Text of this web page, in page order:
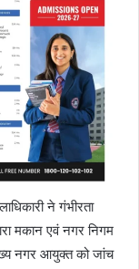
ने गंभीरता
मकान एवं नगर निगम
नगर आयुक्त को जांच